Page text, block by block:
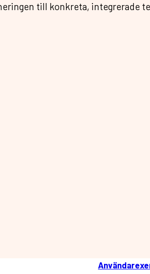
till konkreta, integrerade